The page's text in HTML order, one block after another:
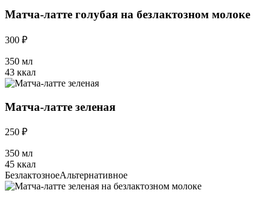
Матча-латте голубая на безлактозном молоке
300 ₽
350 мл
43 ккал
Матча-латте зеленая
250 ₽
350 мл
45 ккал
БезлактозноеАльтернативное